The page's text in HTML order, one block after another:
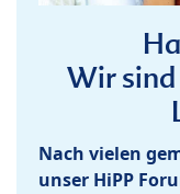
Wir
Nach vielen
unser HiPP